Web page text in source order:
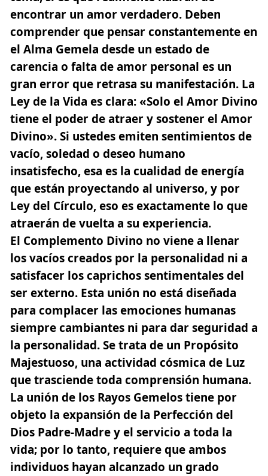
encontrar un amor verdadero. Deben
comprender que pensar constantemente en
el Alma Gemela desde un estado de
carencia o falta de amor personal es un
gran error que retrasa su manifestación. La
Ley de la Vida es clara:«Solo el Amor Divino
tiene el poder de atraer y sostener el Amor
Divino». Si ustedes emiten sentimientos de
vacío, soledad o deseo humano
insatisfecho, esa es la cualidad de energía
que están proyectando al universo, y por
Ley del Círculo, eso es exactamente lo que
atraerán de vuelta a su experiencia.
El Complemento Divino no viene a llenar
los vacíos creados por la personalidad ni a
satisfacer los caprichos sentimentales del
ser externo. Esta unión no está diseñada
para complacer las emociones humanas
siempre cambiantes ni para dar seguridad a
la personalidad. Se trata de un Propósito
Majestuoso, una actividad cósmica de Luz
que trasciende toda comprensión humana.
La unión de los Rayos Gemelos tiene por
objeto la expansión de la Perfección del
Dios Padre-Madre y el servicio a toda la
vida; por lo tanto, requiere que ambos
individuos hayan alcanzado un grado